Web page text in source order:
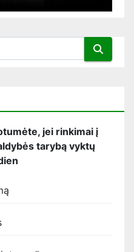
jei rinkimai į
tarybą vyktų